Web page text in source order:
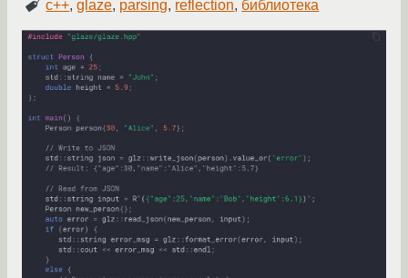
c++,glaze, parsing, reflection, библиотека